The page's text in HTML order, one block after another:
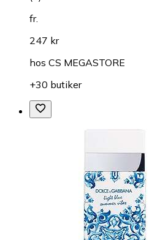
fr.
247 kr
hos CS MEGASTORE
+30 butiker